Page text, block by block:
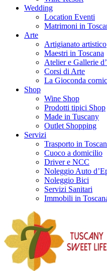
Wedding
Location Eventi
Matrimoni in
Arte
Artigianato artistico
Maestri in Toscana
Atelier e Gallerie
Corsi di Arte
La Gioconda
Shop
Wine Shop
Prodotti tipici Shop
Made in Tuscany
Outlet Shopping
Servizi
Trasporto in
Cuoco a domicilio
Driver e NCC
Noleggio Auto
Noleggio Bici
Servizi Sanitari
Immobili in